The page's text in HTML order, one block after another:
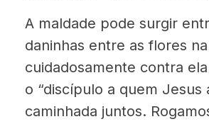
A maldade pode surgir
daninhas entre as flores
cuidadosamente contra
o “discípulo a quem Jesus
caminhada juntos.